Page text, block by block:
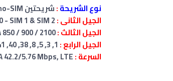
نوع الشريحة:شريحتين Nano-SIM ( الاثنين في وضع الاستعداد )
الجيل الثانى :
الجيل الثالث :
الجيل الرابع :
السرعة :